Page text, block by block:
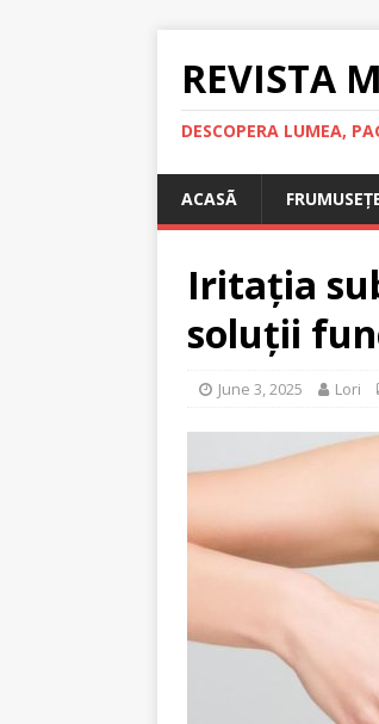
REVISTA
DESCOPERA LUMEA,
ACASÃ
Iritația
soluții
June 3, 2025 Lori